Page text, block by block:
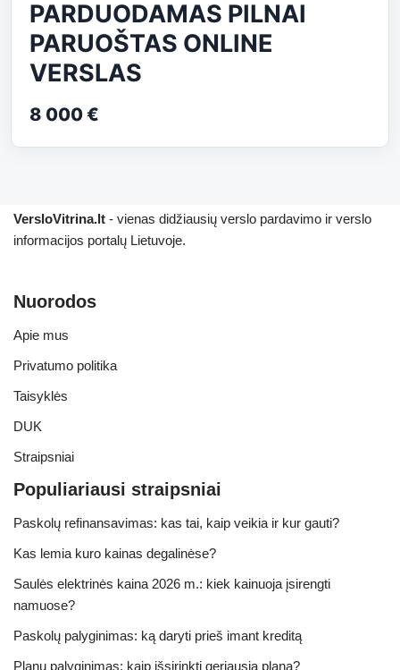
PARDUODAMAS PILNAI
PARUOŠTAS ONLINE
VERSLAS
8 000 €
VersloVitrina.lt - vienas didžiausių verslo pardavimo ir verslo
informacijos portalų Lietuvoje.
Nuorodos
Apie mus
Privatumo politika
Taisyklės
DUK
Straipsniai
Populiariausi straipsniai
Paskolų refinansavimas: kas tai, kaip veikia ir kur gauti?
Kas lemia kuro kainas degalinėse?
Saulės elektrinės kaina 2026 m.: kiek kainuoja įsirengti
namuose?
Paskolų palyginimas: ką daryti prieš imant kreditą
Planų palyginimas: kaip išsirinkti geriausią planą?